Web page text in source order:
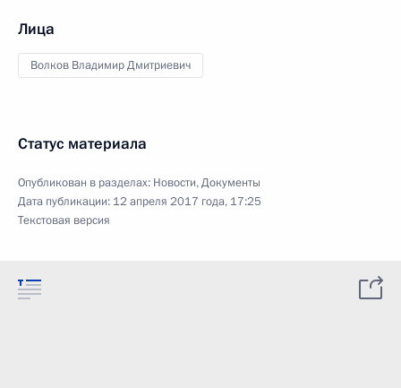
Лица
Волков Владимир Дмитриевич
Статус материала
Опубликован в разделах: Новости,Документы
Дата публикации: 12 апреля 2017 года, 17:25
Текстовая версия